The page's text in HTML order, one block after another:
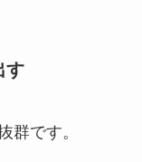
す
群です。